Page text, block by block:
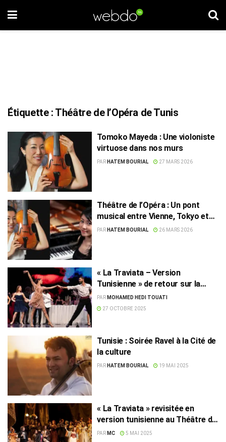
Étiquette : Théâtre de l’Opéra de Tunis
Tomoko Mayeda : Une violoniste
virtuose dans nos murs
PAR HATEM BOURIAL 27 MARS 2026
Théâtre de l’Opéra : Un pont
musical entre Vienne, Tokyo et
Tunis
PAR HATEM BOURIAL 26 MARS 2026
« La Traviata – Version
Tunisienne » de retour sur la
scène de l’Opéra de Tunis
PAR MOHAMED HEDI TOUATI
27 OCTOBRE 2025
Tunisie : Soirée Ravel à la Cité de
la culture
PAR HATEM BOURIAL 19 MAI 2025
« La Traviata » revisitée en
version tunisienne au Théâtre de
l’Opéra de Tunis
PAR MC 5 MAI 2025